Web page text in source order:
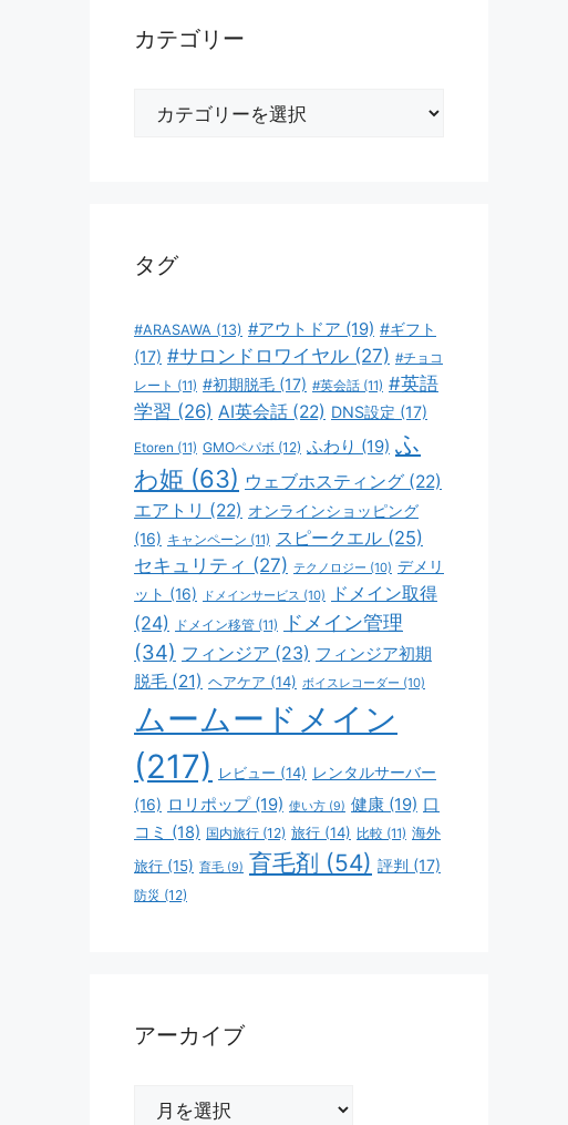
カテゴリー
タグ
#ARASAWA (13) #アウトドア (19) #ギフト
(17) #サロンドロワイヤル (27) #チョコ
レート (11) #初期脱毛 (17) #英会話 (11) #英語
学習 (26) AI英会話 (22) DNS設定 (17)
Etoren (11) GMOペパボ (12) ふわり (19) ふ
わ姫 (63) ウェブホスティング (22)
エアトリ (22) オンラインショッピング
(16) キャンペーン (11) スピークエル (25)
セキュリティ (27) テクノロジー (10) デメリ
ット (16) ドメインサービス (10)
ドメイン取得
(24)
ドメイン移管 (11)
ドメイン管理
(34) フィンジア (23) フィンジア初期
脱毛 (21) ヘアケア (14) ボイスレコーダー (10)
ムームードメイン
(217)
レビュー (14) レンタルサーバー
(16) ロリポップ(19) 使い方 (9) 健康 (19) 口
コミ (18) 国内旅行 (12) 旅行 (14) 比較 (11) 海外
旅行 (15) 育毛 (9) 育毛剤 (54) 評判 (17)
防災 (12)
アーカイブ